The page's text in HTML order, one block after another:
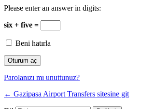
Please enter an answer in digits:
six + five =
Beni hatırla
Parolanızı mı unuttunuz?
← Gazipasa Airport Transfers sitesine git